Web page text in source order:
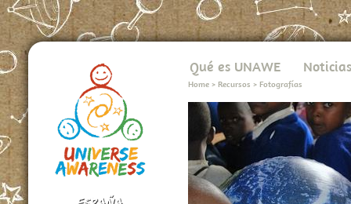
Qué es UNAWE Noticias
Home > Recursos > Fotografías